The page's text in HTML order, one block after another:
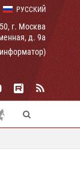
РУССКИЙ
г. Москва
д. 9а